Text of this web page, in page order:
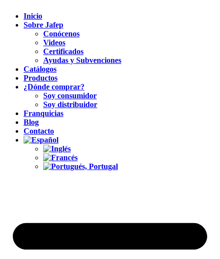
Inicio
Sobre Jafep
Conócenos
Videos
Certificados
Ayudas y Subvenciones
Catálogos
Productos
¿Dónde comprar?
Soy consumidor
Soy distribuidor
Franquicias
Blog
Contacto